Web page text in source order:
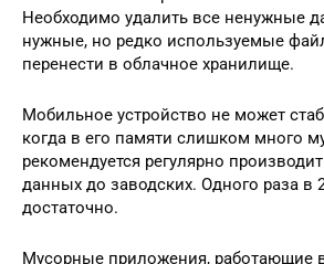
Необходимо удалить все ненужные
нужные, но редко используемые
перенести в облачное хранилище.
Мобильное устройство не может
когда в его памяти слишком много
рекомендуется регулярно
данных до заводских. Одного раза в
достаточно.
Мусорные приложения, работающие